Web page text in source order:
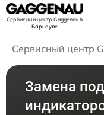
Сервисный центр Gaggenauв
Барнауле
Сервисный центр
Замена